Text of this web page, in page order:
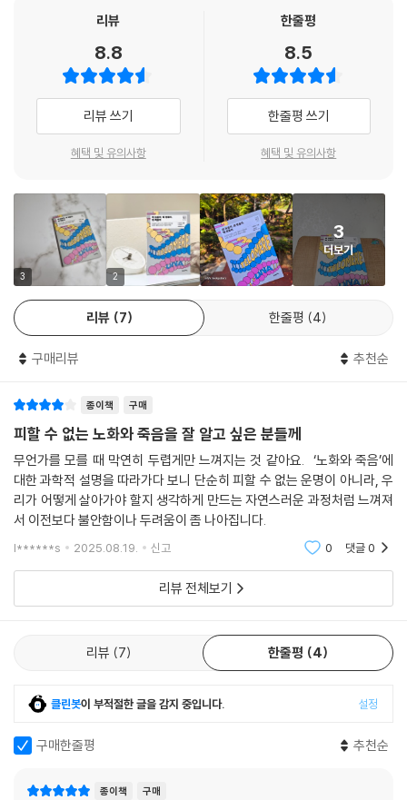
d hayflick)의 실험이다. 사람의 진피를 이루는 피부 세포를 꺼내서 배양
에 필요한 영양분들이 다 포함된 배지에 넣고 키웠다. 그랬더니 세포가 50
~70번 정도 분열하고 난 다음에는 더 자라지 않고 그냥 쫙 뻗은, 늙는 것
같은 단계에 들어갔다. 잘못 실험했을 수도 있으니까 두 번 세 번 계속 반복
했는데 매번 같은 현상이 일어났다. 계속 세포 분열을 하다가 멈추는 현상
이 세포 내에 프로그램되어 있다는 사실을 발견한 것이다. 다시 말해, 세포
분열의 숫자가 프로그램되어 있었다.
잡스는 누구보다 첨단 과학에 가까이 접근해 있어서 정보를 다 알고 있던
사람이다. 그래서 췌장암이 재발했을 때 다음과 같이 생각했다고 한다. ‘새
로운 의료 기술이 병원까지 오는 것은 너무 느려. 그리고 나는 외과 의사들
을 별로 못 믿겠어. 이미 한번 수술해봤는데도 재발했잖아. 내 유전자를 모
두 다 염기서열 분석(시퀀싱)을 해내면 어느 돌연변이가 있는지 찾고 그것
을 타깃으로 하는 약을 찾을 수 있지 않을까? 그러면 내 병을 고칠 수 있
다!’ 그래서 잡스는 브로딘 인스티튜트와 함께 자기 유전자를 몇 번 염기서
--- 「4부 | 암을 다스리는 유전자의 재발견」 중에서
오류가 많이 축적된 유전자는 세상을 떠나고 가장 건강한 사람의 유전자가
후대로 이어지는 것이 인류종을 지구에서 잘 유지하는 비결이다. 다만 우
리는 건강하게 가능한 한 오래 살기를 바라는 정도의 욕심만 유지하자.
--- 「나가는 글 | 닫힌 세계와 열린 세계 사이, 과학의 미래」 중에서
없는지 등의 메커니즘을 풀어내면서 깨달은 바를 대중의 시선으로 알기 쉽
가 우리 몸에서 어떻게 작동하는지는 물론, 세포가 우리 삶을 어떻게 지배
하는지를 흥미롭게 탐구한다. 또한 생로병사의 모든 정보가 담긴 세포로부
터 배운 생명의 경이로움은 삶과 죽음에 대한 인식을 새롭게 정의하게 만
람이 있고, 시가 있고, 인문학적 해석이 있을 때 매우 흥미진진한 이야기가
된다. 이 책이 여러분께 인문학적 상상력을 불어넣길 바란다.”_본문에서
분자세포생물학이 안내하는 찬란한 생명의 세계
생명과 우리 자신에 대한 경이롭고 흥미로운 이야기!
현재 서울대학교 생명과학부에서 암세포 생물학 연구실을 이끌고 있는 저
는 이를 현대인의 가장 큰 관심사이자 친숙하고도 두려운 ‘암’과 ‘노화’라는
황이 찾던 ‘불로초’가 이미 우리 몸 안에 존재한다는 것이다. 바로 영생의
물질, 텔로머레이스(telomerase)가 그 주인공이다. 염색체의 끝부분을
말하는 텔로미어(telomere)는 세포의 수명을 결정짓는 역할을 하는데,
이때 텔로미어의 길이를 보호하여 노화를 방지해주는 단백질 효소를 텔로
머레이스라고 한다. 즉, 텔로머레이스만 있으면 텔로미어 유지가 가능하다
는 이야기다.
에 존재한다. 그러므로 건강하게 오래 살기 위해서는 줄기세포의 텔로미어
를 보호해야 한다. 건강한 줄기세포를 오래 유지하면 필요할 때마다 세포
스의 과도한 발현은 암세포의 탄생으로도 이어질 수도 있다. 이처럼 저자
가 펼쳐내는 흥미로운 세포 이야기는 우리가 피상적으로 알고 있던 암과
노화에 대한 실질적인 이해를 돕는다.
‘세포’를 알면 ‘미래’가 두렵지 않다!
세포로부터 시작되는 놀라운 가능성을 낱낱이 파헤치다!
리뷰
8.8
리뷰 쓰기
혜택 및 유의사항
한줄평
8.5
한줄평 쓰기
혜택 및 유의사항
3 2
3
더보기
리뷰 7 한줄평 4
구매리뷰 추천순
종이책 구매
피할 수 없는 노화와 죽음을 잘 알고 싶은 분들께
무언가를 모를 때 막연히 두렵게만 느껴지는 것 같아요. ‘노화와 죽음’에
대한 과학적 설명을 따라가다 보니 단순히 피할 수 없는 운명이 아니라, 우
리가 어떻게 살아가야 할지 생각하게 만드는 자연스러운 과정처럼 느껴져
서 이전보다 불안함이나 두려움이 좀 나아집니다.
l******s 2025.08.19. 신고 0 댓글0
리뷰 전체보기
리뷰 7 한줄평 4
클린봇이 부적절한 글을 감지 중입니다. 설정
구매한줄평 추천순
종이책 구매